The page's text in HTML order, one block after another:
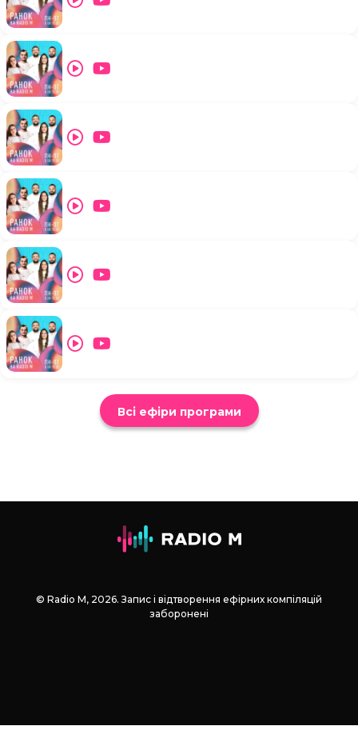
Всі ефіри програми
© Radio М, 2026. Запис і відтворення ефірних компіляцій
заборонені